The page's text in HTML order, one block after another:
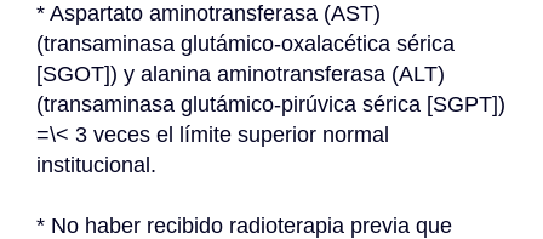
* Aspartato aminotransferasa (AST)
(transaminasa glutámico-oxalacética sérica
[SGOT]) y alanina aminotransferasa (ALT)
(transaminasa glutámico-pirúvica sérica [SGPT])
=\< 3 veces el límite superior normal
institucional.
* No haber recibido radioterapia previa que